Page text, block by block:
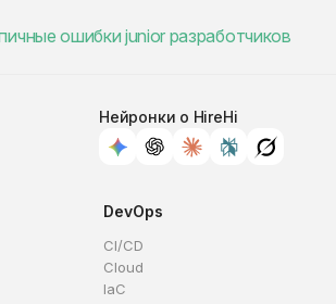
ошибки junior разработчиков
Нейронки о HireHi
DevOps
CI/CD
Cloud
IaC